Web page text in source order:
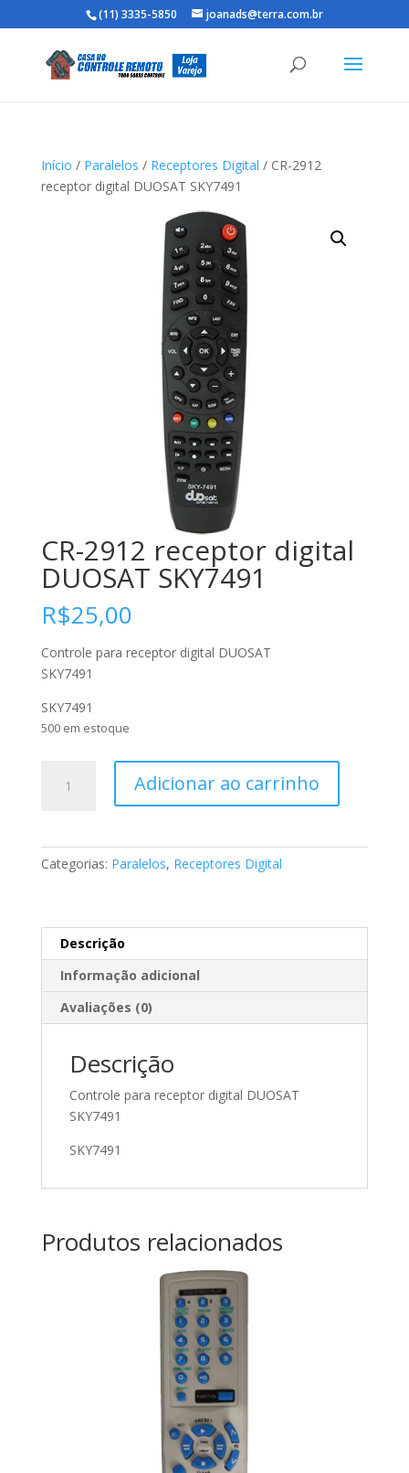
(11) 3335-5850 joanads@terra.com.br
Início / Paralelos / Receptores Digital / CR-2912
receptor digital DUOSAT SKY7491
CR-2912 receptor digital
DUOSAT SKY7491
R$25,00
Controle para receptor digital DUOSAT
SKY7491
SKY7491
500 em estoque
2912
SKY7491
Adicionar ao carrinho
Categorias: Paralelos, Receptores Digital
Descrição
Informação adicional
Avaliações (0)
Descrição
Controle para receptor digital DUOSAT
SKY7491
SKY7491
Produtos relacionados